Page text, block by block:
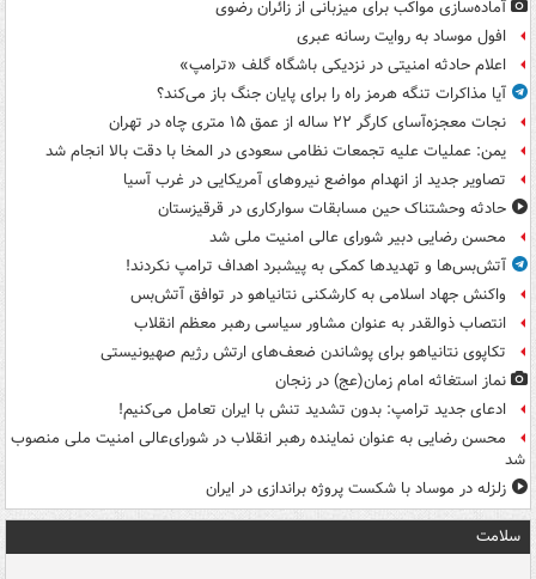
آماده‌سازی مواکب برای میزبانی از زائران رضوی
افول موساد به روایت رسانه عبری
اعلام حادثه امنیتی در نزدیکی باشگاه گلف «ترامپ»
آیا مذاکرات تنگه هرمز راه را برای پایان جنگ باز می‌کند؟
نجات معجزه‌آسای کارگر ۲۲ ساله از عمق ۱۵ متری چاه در تهران
یمن: عملیات علیه تجمعات نظامی سعودی در المخا با دقت بالا انجام شد
تصاویر جدید از انهدام مواضع نیروهای آمریکایی در غرب آسیا
حادثه وحشتناک حین مسابقات سوارکاری در قرقیزستان
محسن رضایی دبیر شورای عالی امنیت ملی شد
آتش‌بس‌ها و تهدیدها کمکی به پیشبرد اهداف ترامپ نکردند!
واکنش جهاد اسلامی به کارشکنی نتانیاهو در توافق آتش‌بس
انتصاب ذوالقدر به عنوان مشاور سیاسی رهبر معظم انقلاب
تکاپوی نتانیاهو برای پوشاندن ضعف‌های ارتش رژیم صهیونیستی
نماز استغاثه امام زمان(عج) در زنجان
ادعای جدید ترامپ: بدون تشدید تنش با ایران تعامل می‌کنیم!
محسن رضایی به عنوان نماینده رهبر انقلاب در شورای‌عالی امنیت ملی منصوب
شد
زلزله در موساد با شکست پروژه براندازی در ایران
سلامت